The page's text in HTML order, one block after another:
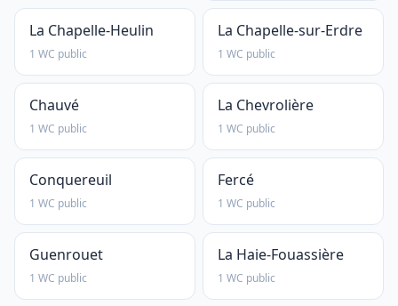
La Chapelle-Heulin
1 WC public
La Chapelle-sur-Erdre
1 WC public
Chauvé
1 WC public
La Chevrolière
1 WC public
Conquereuil
1 WC public
Fercé
1 WC public
Guenrouet
1 WC public
La Haie-Fouassière
1 WC public